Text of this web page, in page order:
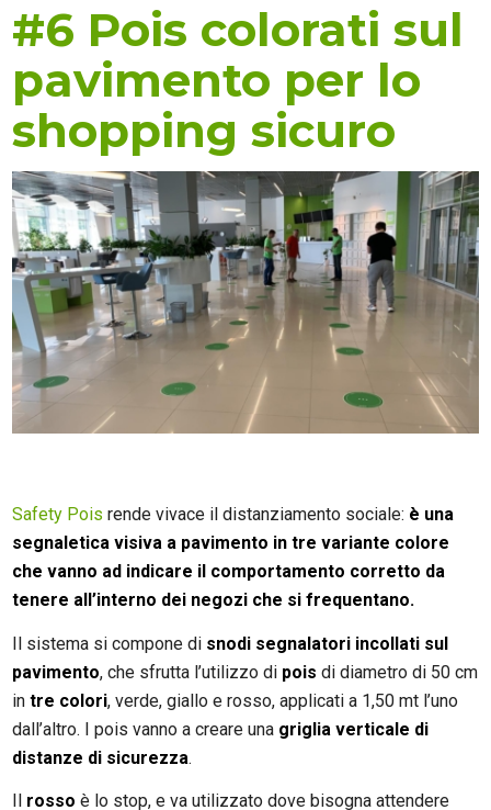
#6 Pois colorati sul
pavimento per lo
shopping sicuro
Safety Pois rende vivace il distanziamento sociale: è una
segnaletica visiva a pavimento in tre variante colore
che vanno ad indicare il comportamento corretto da
tenere all’interno dei negozi che si frequentano.
Il sistema si compone di snodi segnalatori incollati sul
pavimento, che sfrutta l’utilizzo di poisdi diametro di 50 cm
intre colori, verde, giallo e rosso, applicati a 1,50 mt l’uno
dall’altro. I pois vanno a creare una griglia verticale di
distanze di sicurezza.
rosso è lo stop, e va utilizzato dove bisogna attendere